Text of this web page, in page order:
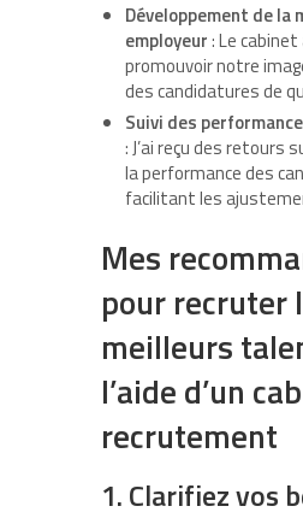
Développement de la
employeur: Le
promouvoir notre
des candidatures de
Suivi des
: J’ai reçu des retours
la performance des
facilitant les
Mes
pour recruter
meilleurs
l’aide d’un
recrutement
1. Clarifiez vos